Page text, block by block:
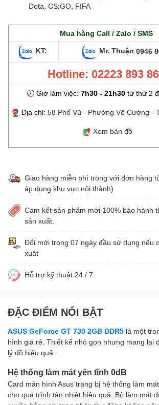
Dota, CS:GO, FIFA
Mua hàng Call / Zalo / SMS
KT: Mr. Thuận 0946
Hotline: 02223 893
🕗 Giờ làm việc: 7h30 - 21h30từ thứ 2
Địa chỉ: 58 Phố Vũ - Phường Võ Cường -
Xem bản đồ
Giao hàng miễn phí trong với đơn hàng
áp dụng khu vực nội thành)
Cam kết sản phẩm mới 100% bảo hành
sản xuất.
Đổi mới trong 07 ngày đầu sử dụng nếu
xuât
Hỗ trợ kỹ thuật 24 / 7
ĐẶC ĐIỂM NỔI BẬT
ASUS GeForce GT 730 2GB DDR5 là một
hình giá rẻ. Thiết kế nhỏ gọn nhưng mang lại
lý đồ hiệu quả.
Hệ thống làm mát yên tĩnh 0dB
Card màn hình Asus trang bị hệ thống làm
cho quá trình tản nhiệt hiệu quả. Bộ làm mát